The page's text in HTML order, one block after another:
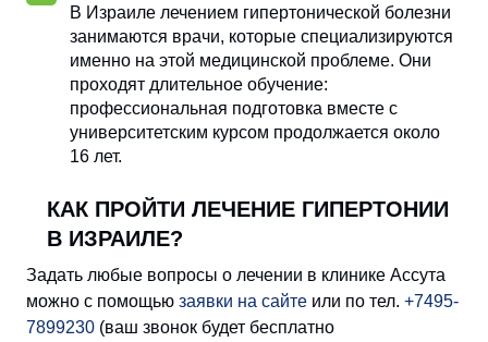
В Израиле лечением гипертонической болезни
занимаются врачи, которые специализируются
именно на этой медицинской проблеме. Они
проходят длительное обучение:
профессиональная подготовка вместе с
университетским курсом продолжается около
16 лет.
КАК ПРОЙТИ ЛЕЧЕНИЕ ГИПЕРТОНИИ
В ИЗРАИЛЕ?
Задать любые вопросы о лечении в клинике Ассута
можно с помощью заявки на сайте или по тел. +7495-
7899230 (ваш звонок будет бесплатно